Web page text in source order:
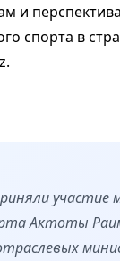
и
спорта в
участие
Актоты